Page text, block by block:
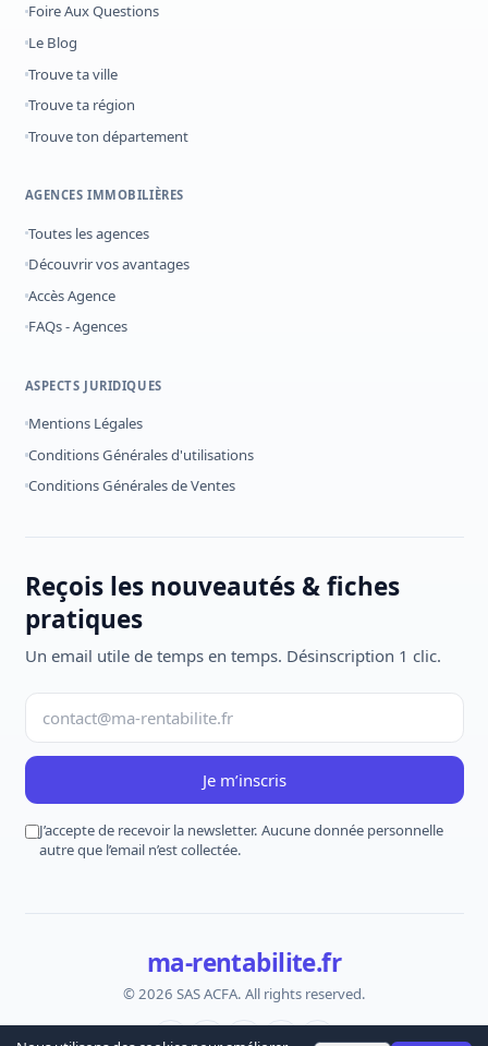
Foire Aux Questions
Le Blog
Trouve ta ville
Trouve ta région
Trouve ton département
AGENCES IMMOBILIÈRES
Toutes les agences
Découvrir vos avantages
Accès Agence
FAQs - Agences
ASPECTS JURIDIQUES
Mentions Légales
Conditions Générales d'utilisations
Conditions Générales de Ventes
Reçois les nouveautés & fiches
pratiques
Un email utile de temps en temps. Désinscription 1 clic.
Je m’inscris
J’accepte de recevoir la newsletter. Aucune donnée personnelle
autre que l’email n’est collectée.
ma-rentabilite.fr
© 2026 SAS ACFA. All rights reserved.